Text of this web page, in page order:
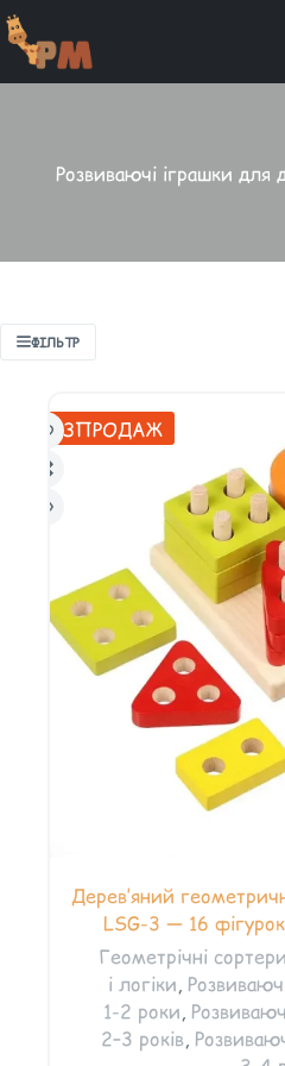
Розвиваючі іграшки для
ФІЛЬТР
РОЗПРОДАЖ
Дерев’яний
LSG-3 — 16 фігурок
Геометрічні сортери
і логіки,
1-2 роки,
2–3 років,